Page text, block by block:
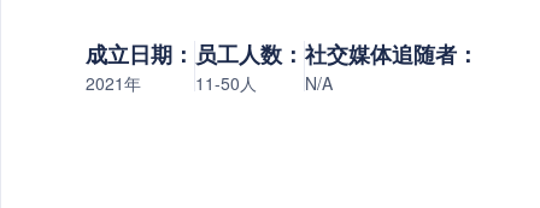
成立日期：
2021年
员工人数：
11-50人
社交媒体追随者：
N/A